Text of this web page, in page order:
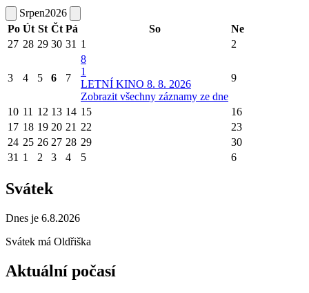
Srpen2026
Po Út St Čt Pá So
Ne
27 28 29 30 31 1 2
3 4 5 6 7
8
1
LETNÍ KINO 8. 8. 2026
Zobrazit všechny záznamy ze dne
9
10 11 12 13 14 15
16
17 18 19 20 21 22
23
24 25 26 27 28 29
30
31 1 2 3 4 5 6
Svátek
Dnes je 6.8.2026
Svátek má Oldřiška
Aktuální počasí